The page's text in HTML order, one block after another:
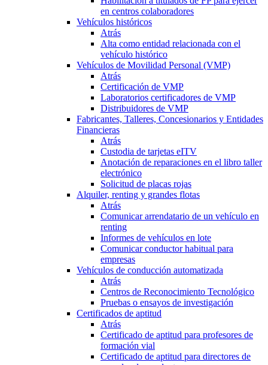
en centros colaboradores
Vehículos históricos
Atrás
Alta como entidad relacionada con el
vehículo histórico
Vehículos de Movilidad Personal (VMP)
Atrás
Certificación de VMP
Laboratorios certificadores de VMP
Distribuidores de VMP
Fabricantes, Talleres, Concesionarios y Entidades
Financieras
Atrás
Custodia de tarjetas eITV
Anotación de reparaciones en el libro taller
electrónico
Solicitud de placas rojas
Alquiler, renting y grandes flotas
Atrás
Comunicar arrendatario de un vehículo en
renting
Informes de vehículos en lote
Comunicar conductor habitual para
empresas
Vehículos de conducción automatizada
Atrás
Centros de Reconocimiento Tecnológico
Pruebas o ensayos de investigación
Certificados de aptitud
Atrás
Certificado de aptitud para profesores de
formación vial
Certificado de aptitud para directores de